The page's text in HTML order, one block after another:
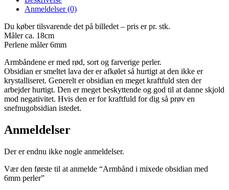
6mm
antal
Anmeldelser (0)
Du køber tilsvarende det på billedet – pris er pr. stk.
Måler ca. 18cm
Perlene måler 6mm
Armbåndene er med rød, sort og farverige perler.
Obsidian er smeltet lava der er afkølet så hurtigt at den ikke er
krystalliseret. Generelt er obsidian en meget kraftfuld sten der
arbejder hurtigt. Den er meget beskyttende og god til at danne skjold
mod negativitet. Hvis den er for kraftfuld for dig så prøv en
snefnugobsidian istedet.
Anmeldelser
Der er endnu ikke nogle anmeldelser.
Vær den første til at anmelde “Armbånd i mixede obsidian med
6mm perler”